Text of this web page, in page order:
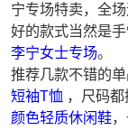
宁专场特卖，全
好的款式当然是
李宁女士专场。
推荐几款不错的
短袖T恤 ，尺码
颜色轻质休闲鞋